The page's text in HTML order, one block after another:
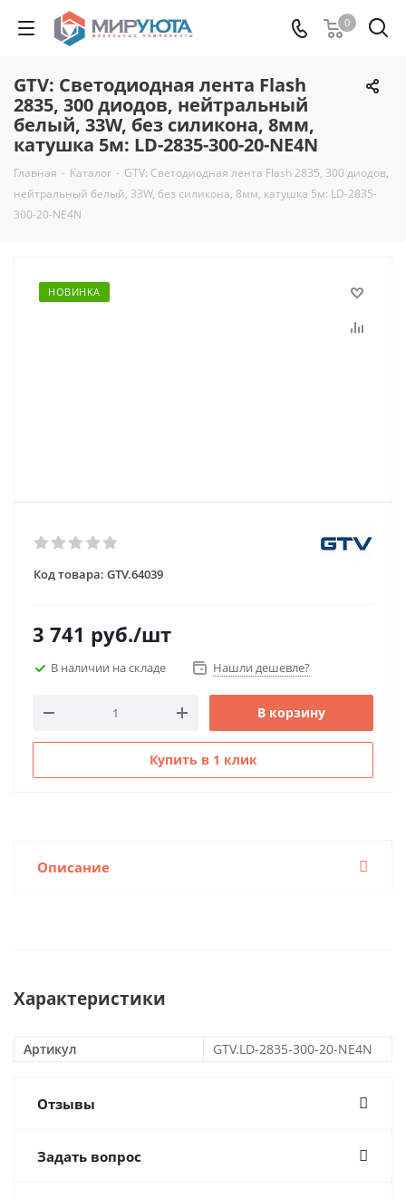
0
GTV: Светодиодная лента Flash
2835, 300 диодов, нейтральный
белый, 33W, без силикона, 8мм,
катушка 5м: LD-2835-300-20-NE4N
Главная - Каталог - GTV: Светодиодная лента Flash 2835, 300 диодов,
нейтральный белый, 33W, без силикона, 8мм, катушка 5м: LD-2835-
300-20-NE4N
НОВИНКА
Код товара: GTV.64039
3 741 руб./шт
В наличии на складе Нашли дешевле?
В корзину
Купить в 1 клик
Описание
Характеристики
Артикул GTV.LD-2835-300-20-NE4N
Отзывы
Задать вопрос